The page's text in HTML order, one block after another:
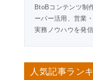
BtoBコンテンツ制
ーパー活用、営業
実務ノウハウを発
人気記事ラン